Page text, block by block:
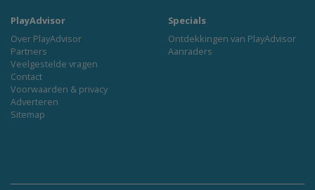
PlayAdvisor
Over PlayAdvisor
Partners
Veelgestelde vragen
Contact
Voorwaarden & privacy
Adverteren
Sitemap
Specials
Ontdekkingen van PlayAdvisor
Aanraders